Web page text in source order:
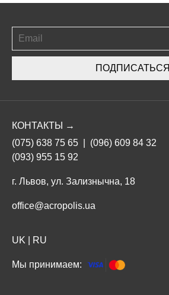
ПОДПИСАТЬСЯ
КОНТАКТЫ →
(075) 638 75 65
(096) 609 84 32
(093) 955 15 92
г. Львов, ул. Зализнычна, 18
office@acropolis.ua
UK RU
Мы принимаем: